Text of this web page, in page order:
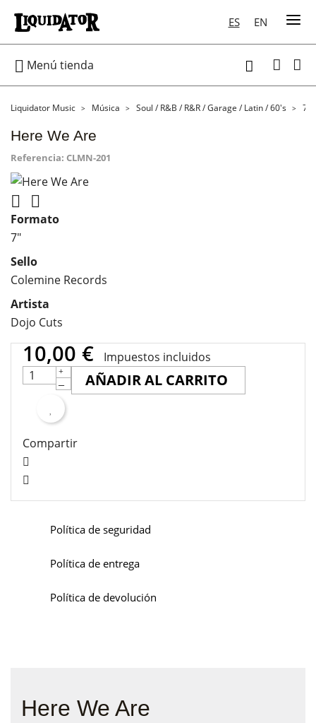
ES EN
 Menú tienda 
Liquidator Music Música Soul / R&B / R&R / Garage / Latin / 60's 7"
Here We Are
Referencia: CLMN-201
 
Formato
7"
Sello
Colemine Records
Artista
Dojo Cuts
10,00 € Impuestos incluidos
AÑADIR AL CARRITO
Compartir
Política de seguridad
Política de entrega
Política de devolución
Here We Are